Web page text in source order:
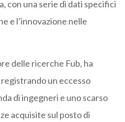
con una serie di dati specifici
e l’innovazione nelle
delle ricerche Fub, ha
un eccesso
di ingegneri e uno scarso
acquisite sul posto di